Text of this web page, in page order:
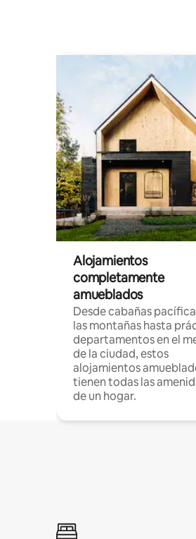
Alojamientos
completamente
amueblados
Desde cabañas
las montañas hasta
departamentos en el
de la ciudad, estos
alojamientos
tienen todas las
de un hogar.